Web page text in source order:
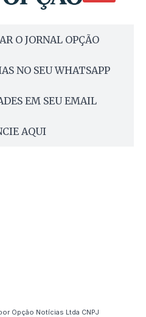
O JORNAL OPÇÃO
NO SEU WHATSAPP
EM SEU EMAIL
AQUI
Opção Notícias Ltda CNPJ